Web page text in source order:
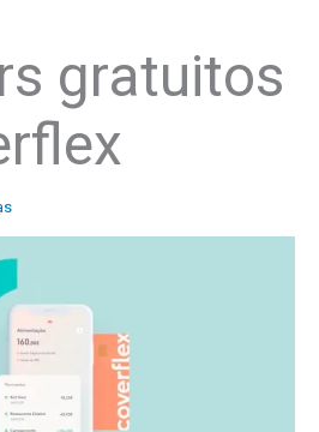
gratuitos